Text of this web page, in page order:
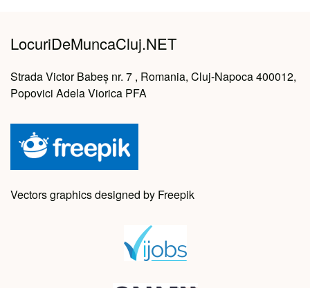
LocuriDeMuncaCluj.NET
Strada Victor Babeș nr. 7 , Romania, Cluj-Napoca 400012,
Popovici Adela Viorica PFA
Vectors graphics designed by Freepik